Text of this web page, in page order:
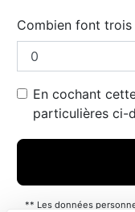
Combien font
En cochant
particulières ci-
** Les données